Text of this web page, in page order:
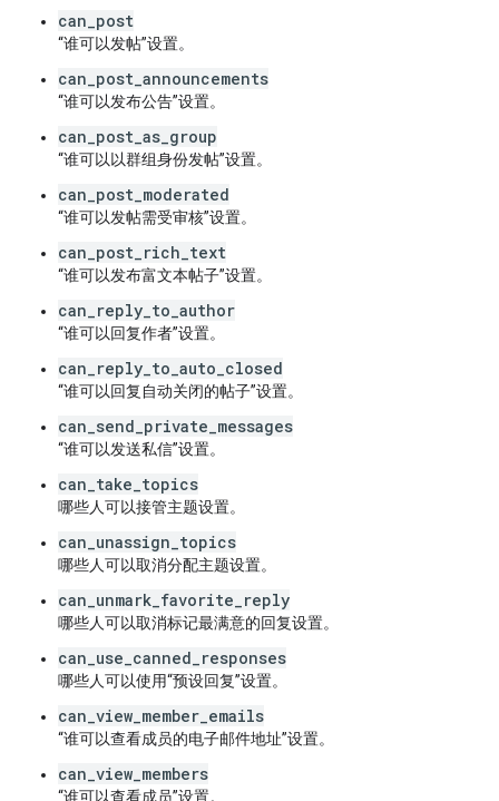
can_post
“谁可以发帖”设置。
can_post_announcements
“谁可以发布公告”设置。
can_post_as_group
“谁可以以群组身份发帖”设置。
can_post_moderated
“谁可以发帖需受审核”设置。
can_post_rich_text
“谁可以发布富文本帖子”设置。
can_reply_to_author
“谁可以回复作者”设置。
can_reply_to_auto_closed
“谁可以回复自动关闭的帖子”设置。
can_send_private_messages
“谁可以发送私信”设置。
can_take_topics
哪些人可以接管主题设置。
can_unassign_topics
哪些人可以取消分配主题设置。
can_unmark_favorite_reply
哪些人可以取消标记最满意的回复设置。
can_use_canned_responses
哪些人可以使用“预设回复”设置。
can_view_member_emails
“谁可以查看成员的电子邮件地址”设置。
can_view_members
“谁可以查看成员”设置。